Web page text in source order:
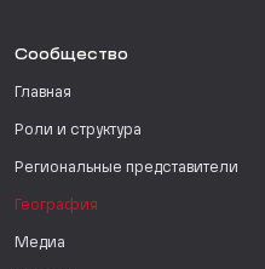
Сообщество
Главная
Роли и структура
Региональные представители
География
Медиа